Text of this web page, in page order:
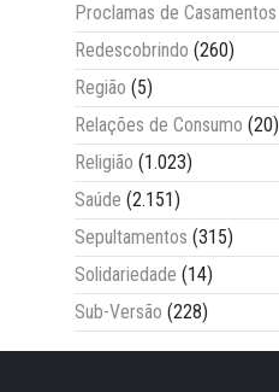
Proclamas de Casamentos
Redescobrindo (260)
Região (5)
Relações de Consumo (20)
Religião (1.023)
Saúde (2.151)
Sepultamentos (315)
Solidariedade (14)
Sub-Versão (228)